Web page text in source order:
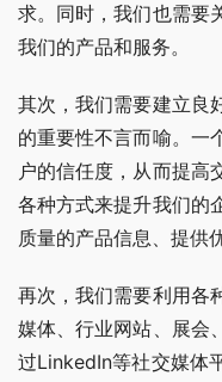
求。同时，我们也需要
我们的产品和服务。
其次，我们需要建立良
的重要性不言而喻。一
户的信任度，从而提高
各种方式来提升我们的
质量的产品信息、提供
再次，我们需要利用各
媒体、行业网站、展会
过LinkedIn等社交媒体